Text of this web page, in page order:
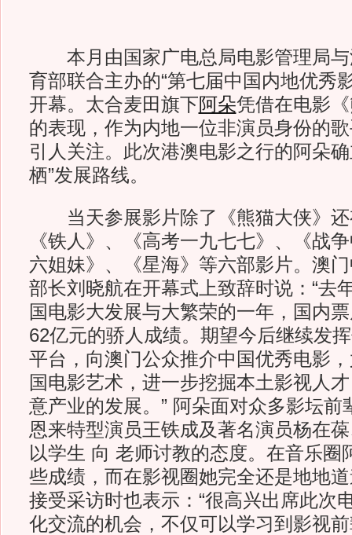
本月由国家广电总局电影管理局与
育部联合主办的“第七届中国内地优秀
开幕。太合麦田旗下阿朵凭借在电影
的表现，作为内地一位非演员身份的
引人关注。此次港澳电影之行的阿朵
栖”发展路线。
当天参展影片除了《熊猫大侠》还
《铁人》、《高考一九七七》、《
六姐妹》、《星海》等六部影片。澳
部长刘晓航在开幕式上致辞时说：“去
国电影大发展与大繁荣的一年，国内
62亿元的骄人成绩。期望今后继续发
平台，向澳门公众推介中国优秀电影
国电影艺术，进一步挖掘本土影视人
意产业的发展。” 阿朵面对众多影坛前
恩来特型演员王铁成及著名演员杨在
以学生 向 老师讨教的态度。在音乐圈
些成绩，而在影视圈她完全还是地地道
接受采访时也表示：“很高兴出席此次
化交流的机会，不仅可以学习到影视